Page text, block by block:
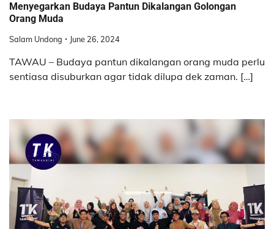
Menyegarkan Budaya Pantun Dikalangan Golongan
Orang Muda
Salam Undong June 26, 2024
TAWAU – Budaya pantun dikalangan orang muda perlu
sentiasa disuburkan agar tidak dilupa dek zaman. […]